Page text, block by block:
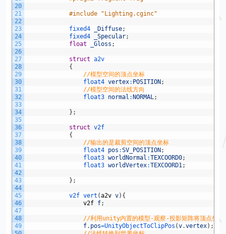
20
21
22
23
24
25
26
27
28
29
30
31
32
33
34
35
36
37
38
39
40
41
42
43
44
45
46
47
48
49
#include "Lighting.cginc"
fixed4 _Diffuse;
fixed4
_Specular;
float
_Gloss ;
struct
a2v
{
//模型空间的顶点坐标
float4 vertex: POSITION ;
//模型空间的法线方向
float3 normal : NORMAL;
} ;
struct
v2f
{
//输出的是裁剪空间的顶点坐标
float4 pos :SV_POSITION ;
float3 worldNormal :TEXCOORD0;
float3 worldVertex:TEXCOORD1;
} ;
v2f vert (a2v v) {
v2f f;
//利用unity内置的模型-观察-投影矩阵将顶点坐标
f. pos=UnityObjectToClipPos (v.vertex) ;